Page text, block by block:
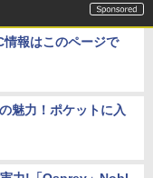
報はこのページで
魅力！ポケットに入